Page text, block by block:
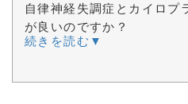
自律神経失調症とカイロプ
が良いのですか？
続きを読む▼